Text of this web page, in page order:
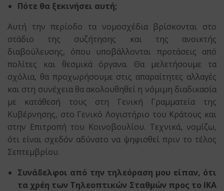
Πότε θα ξεκινήσει αυτή;
Αυτή την περίοδο τα νομοσχέδια βρίσκονται στο
στάδιο της συζήτησης και της ανοικτής
διαβούλευσης, όπου υποβάλλονται προτάσεις από
πολίτες και θεσμικά όργανα. Θα μελετήσουμε τα
σχόλια, θα προχωρήσουμε στις απαραίτητες αλλαγές
και στη συνέχεια θα ακολουθηθεί η νόμιμη διαδικασία
με κατάθεσή τους στη Γενική Γραμματεία της
Κυβέρνησης, στο Γενικό Λογιστήριο του Κράτους και
στην Επιτροπή του Κοινοβουλίου. Τεχνικά, νομίζω,
ότι είναι σχεδόν αδύνατο να ψηφισθεί πριν το τέλος
Σεπτεμβρίου.
Συνάδελφοι από την τηλεόραση μου είπαν, ότι
τα χρέη των Τηλεοπτικών Σταθμών προς το ΙΚΑ